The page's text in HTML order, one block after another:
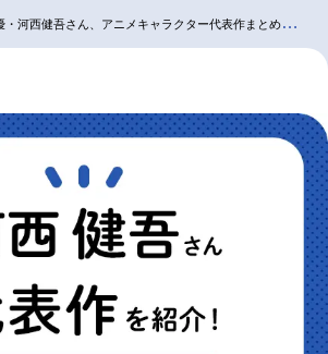
んなの声 グッズ 映画
信・Vtuber
実写化映画一覧
河西健吾さん、アニメキャラクター代表作まとめ（2024年版）